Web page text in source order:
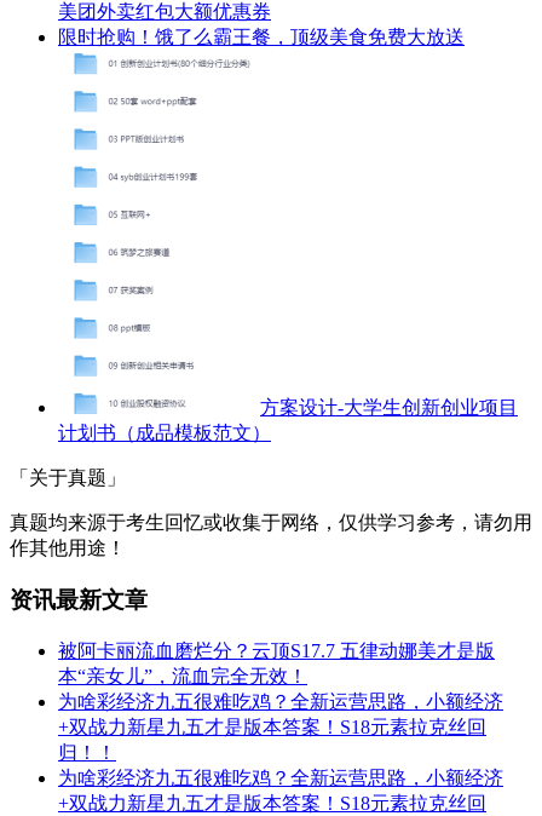
美团外卖红包大额优惠券
限时抢购！饿了么霸王餐，顶级美食免费大放送
方案设计-大学生创新创业项目
计划书（成品模板范文）
「关于真题」
真题均来源于考生回忆或收集于网络，仅供学习参考，请勿用
作其他用途！
资讯最新文章
被阿卡丽流血磨烂分？云顶S17.7 五律动娜美才是版
本“亲女儿”，流血完全无效！
为啥彩经济九五很难吃鸡？全新运营思路，小额经济
+双战力新星九五才是版本答案！S18元素拉克丝回
归！！
为啥彩经济九五很难吃鸡？全新运营思路，小额经济
+双战力新星九五才是版本答案！S18元素拉克丝回